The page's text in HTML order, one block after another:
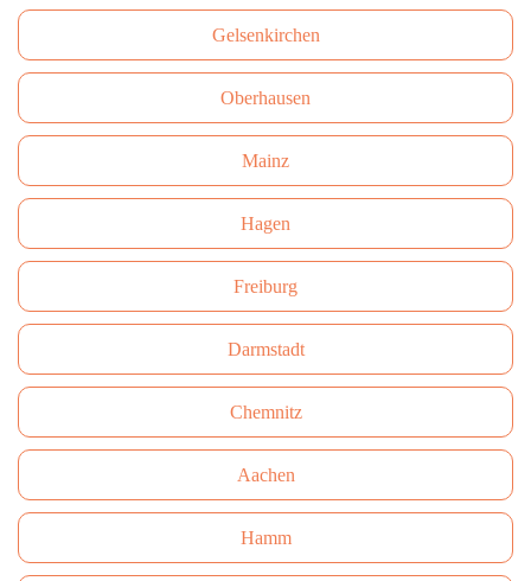
Gelsenkirchen
Oberhausen
Mainz
Hagen
Freiburg
Darmstadt
Сhemnitz
Aachen
Hamm